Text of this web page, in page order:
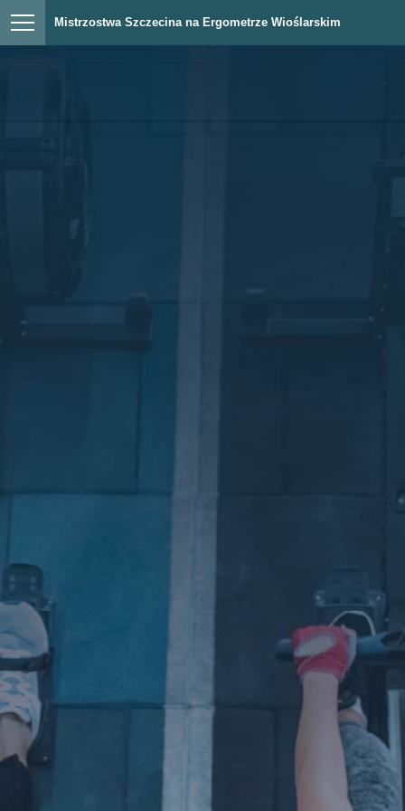
Mistrzostwa Szczecina na Ergometrze Wioślarskim